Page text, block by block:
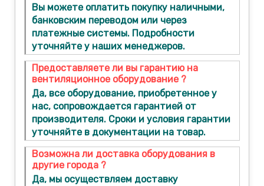
Вы можете оплатить покупку наличными,
банковским переводом или через
платежные системы. Подробности
уточняйте у наших менеджеров.
Предоставляете ли вы гарантию на
вентиляционное оборудование ?
Да, все оборудование, приобретенное у
нас, сопровождается гарантией от
производителя. Сроки и условия гарантии
уточняйте в документации на товар.
Возможна ли доставка оборудования в
другие города ?
Да, мы осуществляем доставку